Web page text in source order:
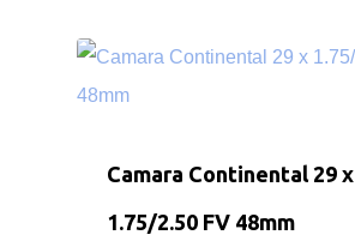
Camara Continental 29 x
1.75/2.50 FV 48mm